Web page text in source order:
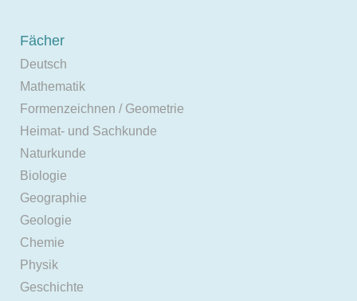
Fächer
Deutsch
Mathematik
Formenzeichnen / Geometrie
Heimat- und Sachkunde
Naturkunde
Biologie
Geographie
Geologie
Chemie
Physik
Geschichte